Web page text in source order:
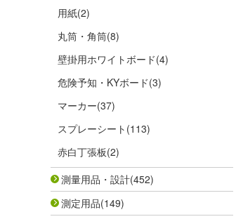
用紙(2)
丸筒・角筒(8)
壁掛用ホワイトボード(4)
危険予知・KYボード(3)
マーカー(37)
スプレーシート (113)
赤白丁張板(2)
測量用品・設計(452)
測定用品(149)